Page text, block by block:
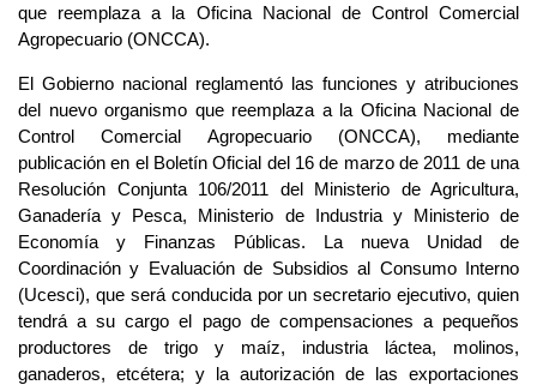
que reemplaza a la Oficina Nacional de Control Comercial
Agropecuario (ONCCA).
El Gobierno nacional reglamentó las funciones y atribuciones
del nuevo organismo que reemplaza a la Oficina Nacional de
Control Comercial Agropecuario (ONCCA), mediante
publicación en el Boletín Oficial del 16 de marzo de 2011 de una
Resolución Conjunta 106/2011 del Ministerio de Agricultura,
Ganadería y Pesca, Ministerio de Industria y Ministerio de
Economía y Finanzas Públicas. La nueva Unidad de
Coordinación y Evaluación de Subsidios al Consumo Interno
(Ucesci), que será conducida por un secretario ejecutivo, quien
tendrá a su cargo el pago de compensaciones a pequeños
productores de trigo y maíz, industria láctea, molinos,
ganaderos, etcétera; y la autorización de las exportaciones